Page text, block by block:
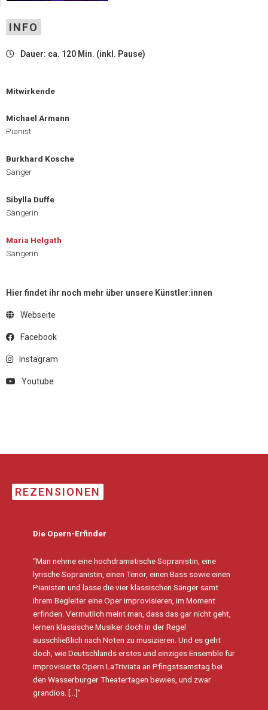
INFO
Dauer: ca. 120 Min. (inkl. Pause)
Mitwirkende
Michael Armann
Pianist
Burkhard Kosche
Sänger
Sibylla Duffe
Sängerin
Maria Helgath
Sängerin
Hier findet ihr noch mehr über unsere Künstler:innen
Webseite
Facebook
Instagram
Youtube
REZENSIONEN
Die Opern-Erfinder
“Man nehme eine hochdramatische Sopranistin, eine
lyrische Sopranistin, einen Tenor, einen Bass sowie einen
Pianisten und lasse die vier klassischen Sänger samt
ihrem Begleiter eine Oper improvisieren, im Moment
erfinden. Vermutlich meint man, dass das gar nicht geht,
lernen klassische Musiker doch in der Regel
ausschließlich nach Noten zu musizieren. Und es geht
doch, wie Deutschlands erstes und einziges Ensemble für
improvisierte Opern LaTriviata an Pfingstsamstag bei
den Wasserburger Theatertagen bewies, und zwar
grandios. […]”